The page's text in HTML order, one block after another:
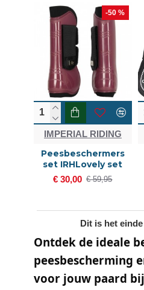
Ontdek de ideale
peesbescherming
voor jouw paard
-50 %
IMPERIAL RIDING
Peesbeschermers
set IRHLovely set
€ 30,00 € 59,95
Dit is het